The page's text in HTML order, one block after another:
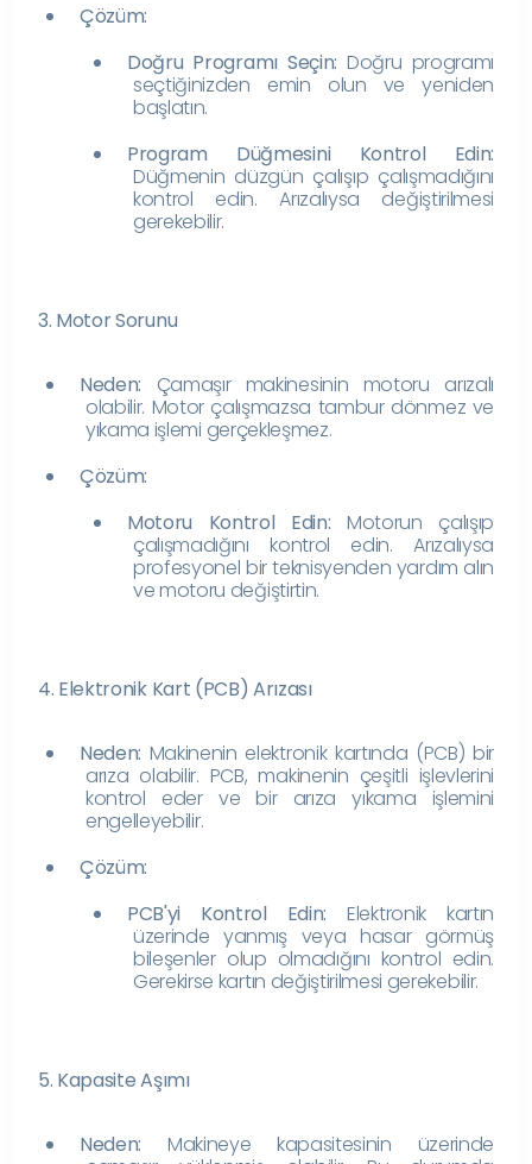
Çözüm:
Doğru Programı Seçin: Doğru programı
seçtiğinizden emin olun ve yeniden
başlatın.
Program Düğmesini Kontrol Edin:
Düğmenin düzgün çalışıp çalışmadığını
kontrol edin. Arızalıysa değiştirilmesi
gerekebilir.
3. Motor Sorunu
Neden: Çamaşır makinesinin motoru arızalı
olabilir. Motor çalışmazsa tambur dönmez ve
yıkama işlemi gerçekleşmez.
Çözüm:
Motoru Kontrol Edin: Motorun çalışıp
çalışmadığını kontrol edin. Arızalıysa
profesyonel bir teknisyenden yardım alın
ve motoru değiştirtin.
4. Elektronik Kart (PCB) Arızası
Neden: Makinenin elektronik kartında (PCB) bir
arıza olabilir. PCB, makinenin çeşitli işlevlerini
kontrol eder ve bir arıza yıkama işlemini
engelleyebilir.
Çözüm:
PCB'yi Kontrol Edin: Elektronik kartın
üzerinde yanmış veya hasar görmüş
bileşenler olup olmadığını kontrol edin.
Gerekirse kartın değiştirilmesi gerekebilir.
5. Kapasite Aşımı
Neden: Makineye kapasitesinin üzerinde